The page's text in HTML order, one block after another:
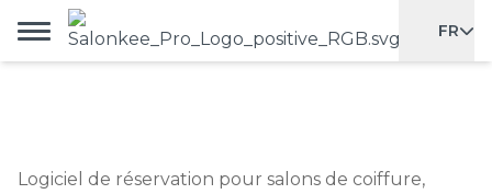
FR
Logiciel de réservation pour salons de coiffure,